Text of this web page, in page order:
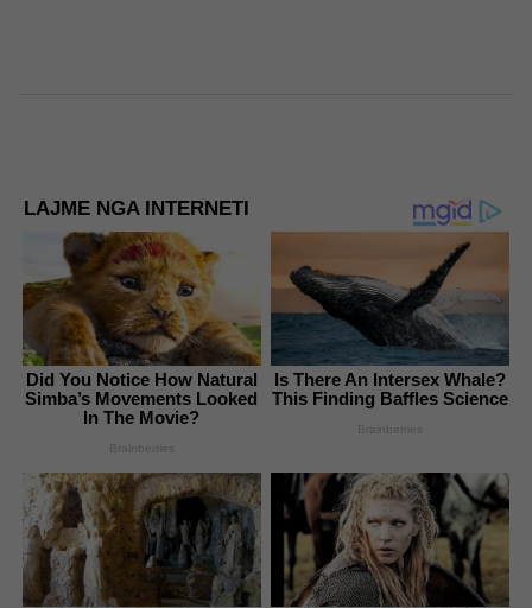
LAJME NGA INTERNETI
Did You Notice How Natural
Simba’s Movements Looked
In The Movie?
Brainberries
Is There An Intersex Whale?
This Finding Baffles Science
Brainberries